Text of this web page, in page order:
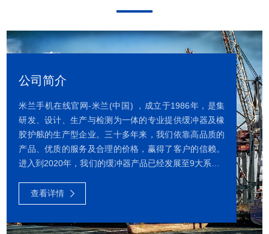
公司简介
米兰手机在线官网-米兰(中国) ，成立于1986年，是集
研发、设计、生产与检测为一体的专业提供缓冲器及橡
胶护舷的生产型企业。三十多年来，我们依靠高品质的
产品、优质的服务及合理的价格，赢得了客户的信赖。
进入到2020年，我们的缓冲器产品已经发展至9大系列1
机在线官网-米兰(中国) 、复合缓冲器、弹簧缓冲器、橡
胶缓冲器、聚氨酯缓冲器等。我们还可以为客户提供定
制化的缓冲器产品和全面的售后服务。我们公司有多项
查看详情